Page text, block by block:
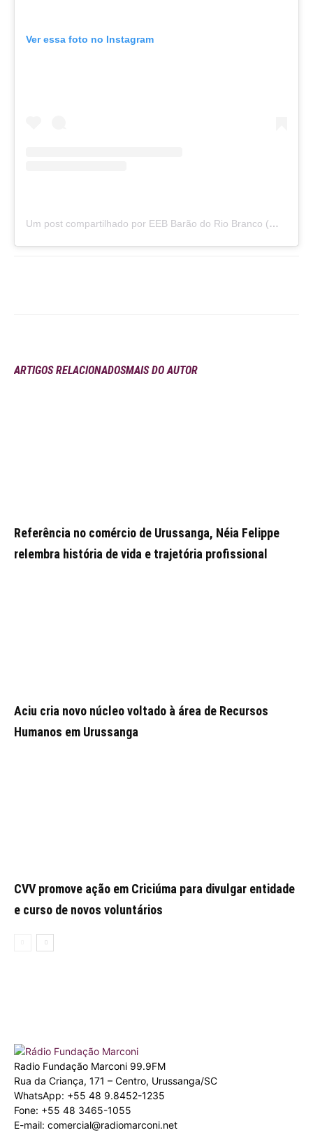
Ver essa foto no Instagram
Um post compartilhado por EEB Barão do Rio Branco (@ebaraodoriobranco)
ARTIGOS RELACIONADOSMAIS DO AUTOR
Referência no comércio de Urussanga, Néia Felippe
relembra história de vida e trajetória profissional
Aciu cria novo núcleo voltado à área de Recursos
Humanos em Urussanga
CVV promove ação em Criciúma para divulgar entidade
e curso de novos voluntários
Radio Fundação Marconi 99.9FM
Rua da Criança, 171 – Centro, Urussanga/SC
WhatsApp: +55 48 9.8452-1235
Fone: +55 48 3465-1055
E-mail: comercial@radiomarconi.net